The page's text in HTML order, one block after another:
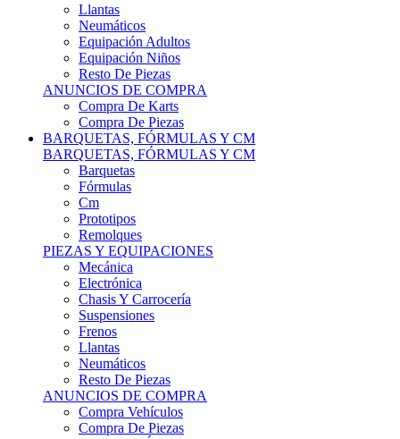
Llantas
Neumáticos
Equipación Adultos
Equipación Niños
Resto De Piezas
ANUNCIOS DE COMPRA
Compra De Karts
Compra De Piezas
BARQUETAS, FÓRMULAS Y CM
BARQUETAS, FÓRMULAS Y CM
Barquetas
Fórmulas
Cm
Prototipos
Remolques
PIEZAS Y EQUIPACIONES
Mecánica
Electrónica
Chasis Y Carrocería
Suspensiones
Frenos
Llantas
Neumáticos
Resto De Piezas
ANUNCIOS DE COMPRA
Compra Vehículos
Compra De Piezas